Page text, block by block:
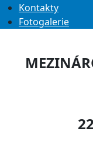
Kontakty
Fotogalerie